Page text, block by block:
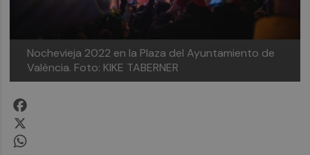
Nochevieja 2022 en la Plaza del Ayuntamiento de
València. Foto: KIKE TABERNER